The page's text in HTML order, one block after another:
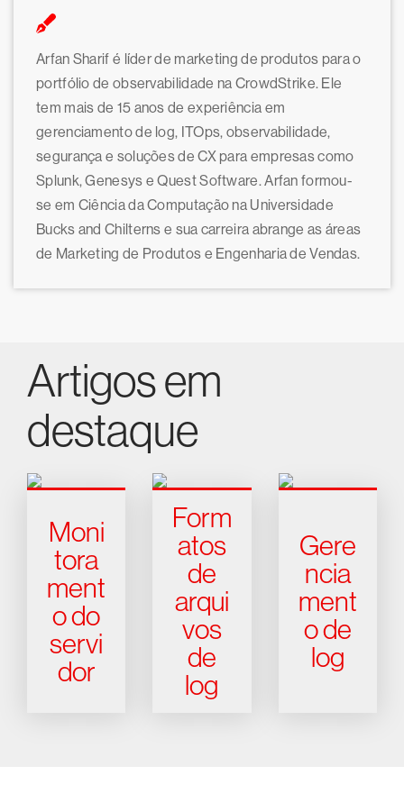
Arfan Sharif é líder de marketing de produtos para o
portfólio de observabilidade na CrowdStrike. Ele
tem mais de 15 anos de experiência em
gerenciamento de log, ITOps, observabilidade,
segurança e soluções de CX para empresas como
Splunk, Genesys e Quest Software. Arfan formou-
se em Ciência da Computação na Universidade
Bucks and Chilterns e sua carreira abrange as áreas
de Marketing de Produtos e Engenharia de Vendas.
Artigos em
destaque
Moni
tora
ment
o do
servi
dor
Form
atos
de
arqui
vos
de
log
Gere
ncia
ment
o de
log